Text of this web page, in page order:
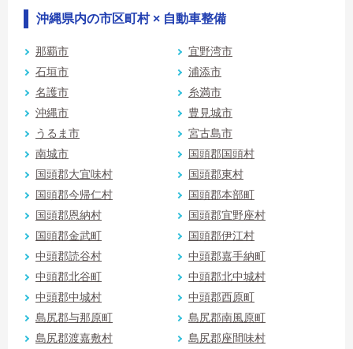
沖縄県内の市区町村 × 自動車整備
那覇市
宜野湾市
石垣市
浦添市
名護市
糸満市
沖縄市
豊見城市
うるま市
宮古島市
南城市
国頭郡国頭村
国頭郡大宜味村
国頭郡東村
国頭郡今帰仁村
国頭郡本部町
国頭郡恩納村
国頭郡宜野座村
国頭郡金武町
国頭郡伊江村
中頭郡読谷村
中頭郡嘉手納町
中頭郡北谷町
中頭郡北中城村
中頭郡中城村
中頭郡西原町
島尻郡与那原町
島尻郡南風原町
島尻郡渡嘉敷村
島尻郡座間味村